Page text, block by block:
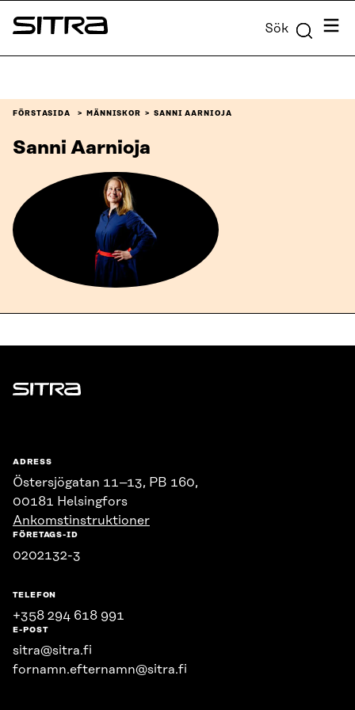
Skip to
content
Sitra Sök Meny
FÖRSTASIDA MÄNNISKOR SANNI AARNIOJA
Sanni Aarnioja
Sitra
ADRESS
Östersjögatan 11–13, PB 160,
00181 Helsingfors
Ankomstinstruktioner
FÖRETAGS-ID
0202132-3
TELEFON
+358 294 618 991
E-POST
sitra@sitra.fi
fornamn.efternamn@sitra.fi